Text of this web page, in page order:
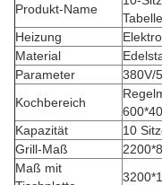
Produkt-Name
Heizung
Material
Parameter
380V/
Kochbereich
Kapazität
10
Grill-Maß
Maß mit